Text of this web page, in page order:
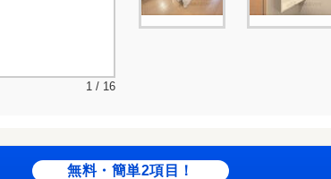
1 / 16
無料・簡単2項目！